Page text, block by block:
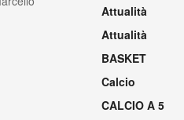
Attualità
Attualità
BASKET
Calcio
CALCIO A 5